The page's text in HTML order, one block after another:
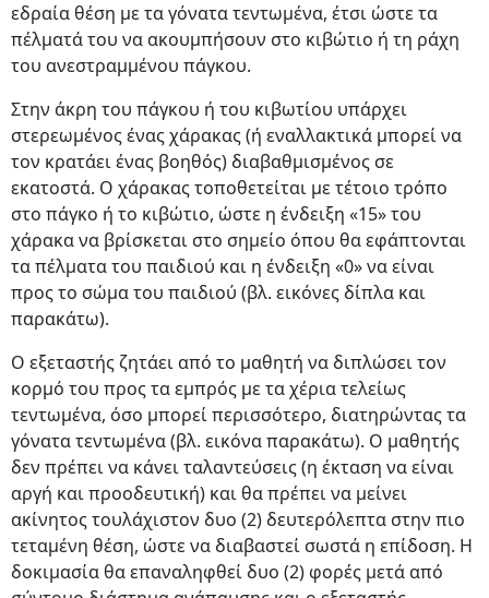
εδραία θέση με τα γόνατα τεντωμένα, έτσι ώστε τα
πέλματά του να ακουμπήσουν στο κιβώτιο ή τη ράχη
του ανεστραμμένου πάγκου.
Στην άκρη του πάγκου ή του κιβωτίου υπάρχει
στερεωμένος ένας χάρακας (ή εναλλακτικά μπορεί να
τον κρατάει ένας βοηθός) διαβαθμισμένος σε
εκατοστά. Ο χάρακας τοποθετείται με τέτοιο τρόπο
στο πάγκο ή το κιβώτιο, ώστε η ένδειξη «15» του
χάρακα να βρίσκεται στο σημείο όπου θα εφάπτονται
τα πέλματα του παιδιού και η ένδειξη «0» να είναι
προς το σώμα του παιδιού (βλ. εικόνες δίπλα και
παρακάτω).
Ο εξεταστής ζητάει από το μαθητή να διπλώσει τον
κορμό του προς τα εμπρός με τα χέρια τελείως
τεντωμένα, όσο μπορεί περισσότερο, διατηρώντας τα
γόνατα τεντωμένα (βλ. εικόνα παρακάτω). Ο μαθητής
δεν πρέπει να κάνει ταλαντεύσεις (η έκταση να είναι
αργή και προοδευτική) και θα πρέπει να μείνει
ακίνητος τουλάχιστον δυο (2) δευτερόλεπτα στην πιο
τεταμένη θέση, ώστε να διαβαστεί σωστά η επίδοση. Η
δοκιμασία θα επαναληφθεί δυο (2) φορές μετά από